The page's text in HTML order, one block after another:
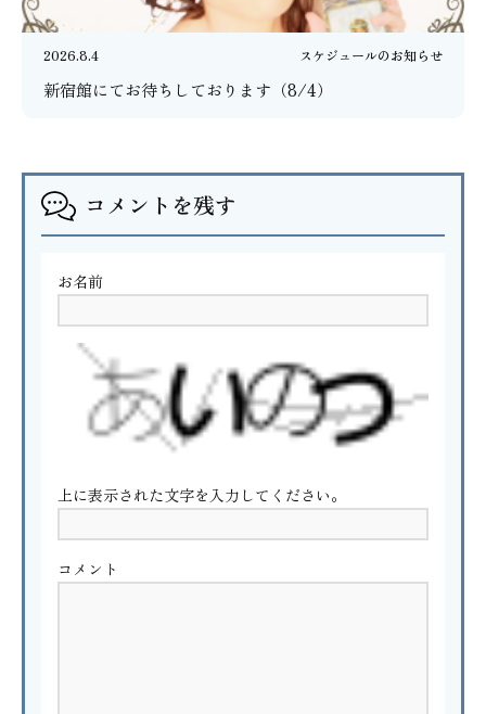
2026.8.4 スケジュールのお知らせ
新宿館にてお待ちしております（8/4）
コメントを残す
お名前
上に表示された文字を入力してください。
コメント